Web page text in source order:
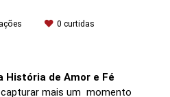
0 curtidas
História de Amor e Fé
capturar mais um momento